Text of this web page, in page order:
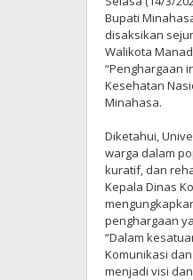
Bupati
disaksikan
Walikota
“Penghargaan
Kesehatan
Minahasa.
Diketahui,
warga dalam
kuratif, dan
Kepala Dinas
penghargaan
“Dalam
Komunikasi
menjadi visi